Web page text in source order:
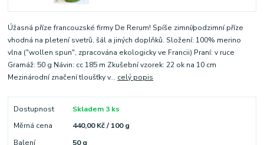
Úžasná příze francouzské firmy De Rerum! Spíše zimní/podzimní příze
vhodná na pletení svetrů, šál a jiných doplňků. Složení: 100% merino
vlna ("wollen spun", zpracována ekologicky ve Francii) Praní: v ruce
Gramáž: 50 g Návin: cc 185 m Zkušební vzorek: 22 ok na 10 cm
Mezinárodní značení tloušťky v... celý popis
Dostupnost
Skladem 3 ks
Měrná cena
440,00 Kč / 100 g
Balení
50 g